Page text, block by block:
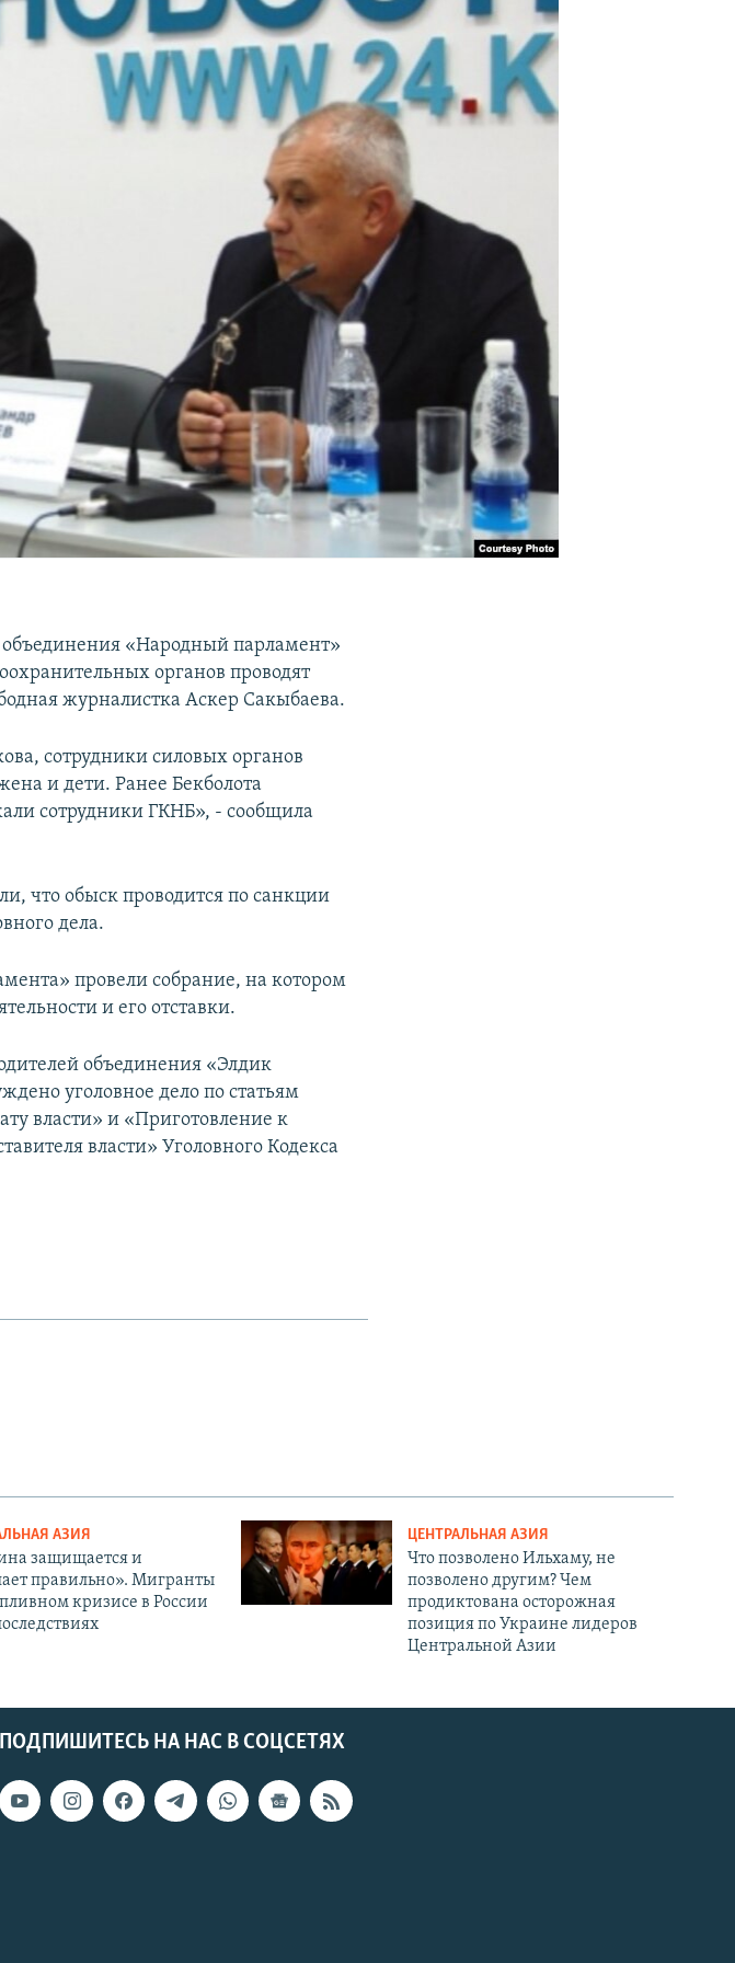
«Народный парламент»
органов проводят
журналистка Аскер Сакыбаева.
сотрудники силовых органов
и дети. Ранее Бекболота
сотрудники ГКНБ», - сообщила
что обыск проводится по санкции
дела.
провели собрание, на котором
и его отставки.
объединения «Элдик
уголовное дело по статьям
власти» и «Приготовление к
власти» Уголовного Кодекса
АЗИЯ
защищается и
правильно». Мигранты
кризисе в России
ЦЕНТРАЛЬНАЯ АЗИЯ
Что позволено Ильхаму, не
позволено другим? Чем
продиктована осторожная
позиция по Украине лидеров
Центральной Азии
ПОДПИШИТЕСЬ НА НАС В СОЦСЕТЯХ